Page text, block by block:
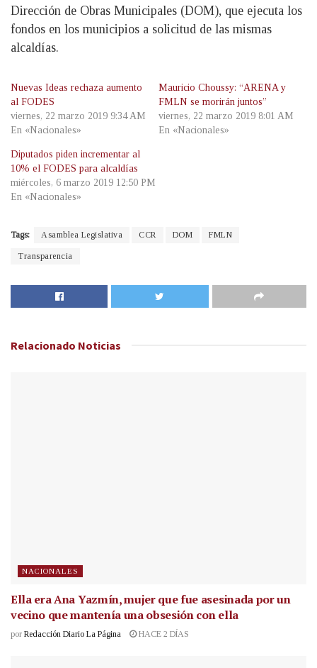
Dirección de Obras Municipales (DOM), que ejecuta los
fondos en los municipios a solicitud de las mismas
alcaldías.
Nuevas Ideas rechaza aumento
al FODES
viernes, 22 marzo 2019 9:34 AM
En «Nacionales»
Mauricio Choussy: “ARENA y
FMLN se morirán juntos”
viernes, 22 marzo 2019 8:01 AM
En «Nacionales»
Diputados piden incrementar al
10% el FODES para alcaldías
miércoles, 6 marzo 2019 12:50 PM
En «Nacionales»
Tags: Asamblea Legislativa CCR DOM FMLN
Transparencia
Relacionado Noticias
NACIONALES
Ella era Ana Yazmín, mujer que fue asesinada por un
vecino que mantenía una obsesión con ella
por Redacción Diario La Página HACE 2 DÍAS